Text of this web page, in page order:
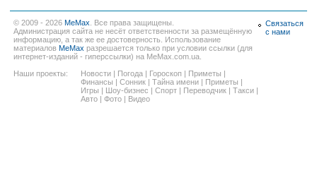
© 2009 - 2026 MeMax . Все права защищены.
Администрация сайта не несёт ответственности за размещённую
информацию, а так же ее достоверность. Использование
материалов MeMax разрешается только при условии ссылки (для
интернет-изданий - гиперссылки) на MeMax.com.ua.
Наши проекты:
Новости | Погода | Гороскоп | Приметы |
Финансы | Сонник | Тайна имени | Приметы |
Игры | Шоу-бизнес | Спорт | Переводчик | Такси |
Авто | Фото | Видео
Связаться
с нами